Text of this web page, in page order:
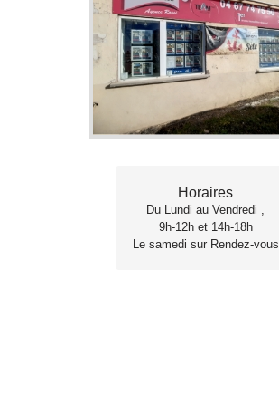
Horaires
Du Lundi au Vendredi ,
9h-12h et 14h-18h
Le samedi sur Rendez-vous